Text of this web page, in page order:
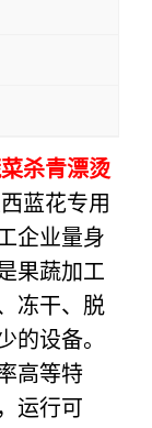
杀青漂烫
蓝花专用
企业量身
果蔬加工
冻干、脱
的设备。
高等特
运行可